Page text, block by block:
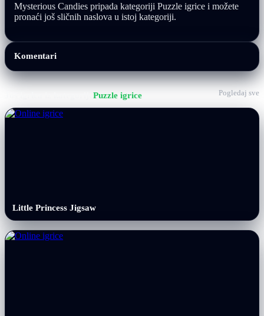
Mysterious Candies pripada kategoriji Puzzle igrice i možete
pronaći još sličnih naslova u istoj kategoriji.
Komentari
Puzzle igrice Pogledaj sve
Little Princess Jigsaw